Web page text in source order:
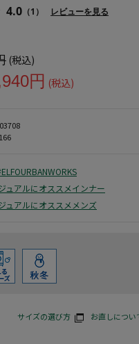
4.0 （1） レビューを見る
(税込)
円 (税込)
ュアルにオススメインナー
ュアルにオススメメンズ
サイズの選び方 お直しについ